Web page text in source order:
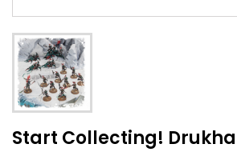
Start Collecting!